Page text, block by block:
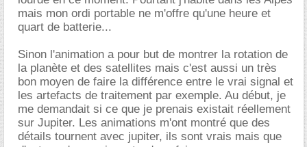
mais mon ordi portable ne m'offre qu'une heure et
quart de batterie...
Sinon l'animation a pour but de montrer la rotation de
la planète et des satellites mais c'est aussi un très
bon moyen de faire la différence entre le vrai signal et
les artefacts de traitement par exemple. Au début, je
me demandait si ce que je prenais existait réellement
sur Jupiter. Les animations m'ont montré que des
détails tournent avec jupiter, ils sont vrais mais que